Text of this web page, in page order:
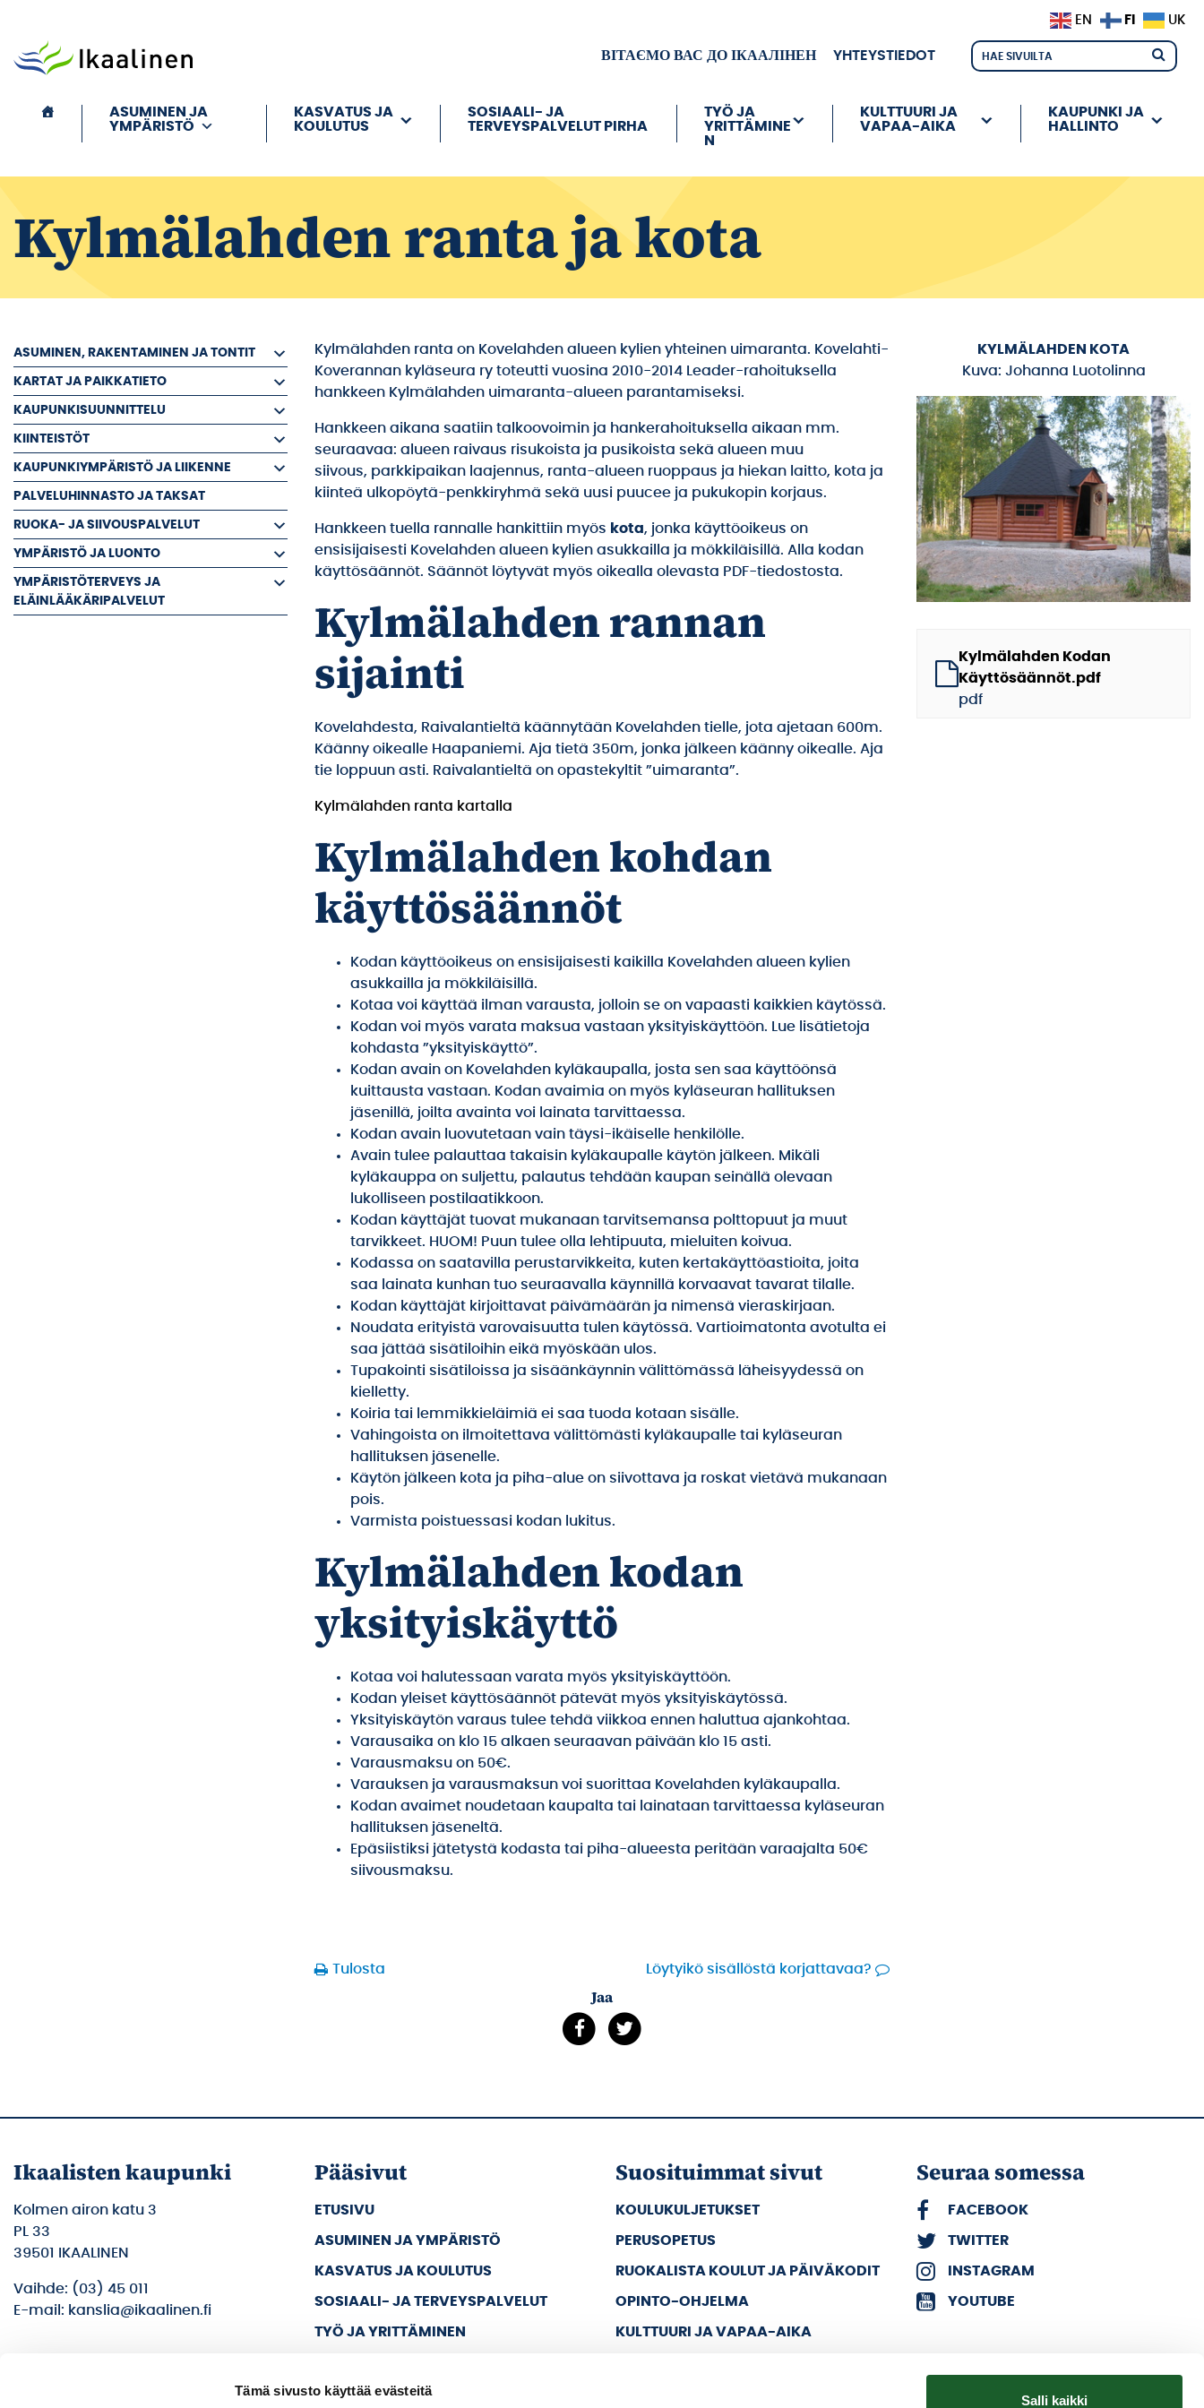
Tämä sivusto käyttää evästeitä
Salli kaikki
ВІТАЄМО ВАС ДО ІКААЛІНЕН YHTEYSTIEDOT
ASUMINEN JA
YMPÄRISTÖ
KASVATUS JA
KOULUTUS
SOSIAALI- JA
TERVEYSPALVELUT PIRHA
TYÖ JA
YRITTÄMINE
N
KULTTUURI JA
VAPAA-AIKA
KAUPUNKI JA
HALLINTO
Kylmälahden ranta ja kota
ASUMINEN, RAKENTAMINEN JA TONTIT
KARTAT JA PAIKKATIETO
KAUPUNKISUUNNITTELU
KIINTEISTÖT
KAUPUNKIYMPÄRISTÖ JA LIIKENNE
PALVELUHINNASTO JA TAKSAT
RUOKA- JA SIIVOUSPALVELUT
YMPÄRISTÖ JA LUONTO
YMPÄRISTÖTERVEYS JA
ELÄINLÄÄKÄRIPALVELUT
Kylmälahden ranta on Kovelahden alueen kylien yhteinen uimaranta. Kovelahti-
Koverannan kyläseura ry toteutti vuosina 2010-2014 Leader-rahoituksella
hankkeen Kylmälahden uimaranta-alueen parantamiseksi.
Hankkeen aikana saatiin talkoovoimin ja hankerahoituksella aikaan mm.
seuraavaa: alueen raivaus risukoista ja pusikoista sekä alueen muu
siivous, parkkipaikan laajennus, ranta-alueen ruoppaus ja hiekan laitto, kota ja
kiinteä ulkopöytä-penkkiryhmä sekä uusi puucee ja pukukopin korjaus.
Hankkeen tuella rannalle hankittiin myös kota, jonka käyttöoikeus on
ensisijaisesti Kovelahden alueen kylien asukkailla ja mökkiläisillä. Alla kodan
käyttösäännöt. Säännöt löytyvät myös oikealla olevasta PDF-tiedostosta.
Kylmälahden rannan
sijainti
Kovelahdesta, Raivalantieltä käännytään Kovelahden tielle, jota ajetaan 600m.
Käänny oikealle Haapaniemi. Aja tietä 350m, jonka jälkeen käänny oikealle. Aja
tie loppuun asti. Raivalantieltä on opastekyltit ”uimaranta”.
Kylmälahden ranta kartalla
Kylmälahden kohdan
käyttösäännöt
Kodan käyttöoikeus on ensisijaisesti kaikilla Kovelahden alueen kylien
asukkailla ja mökkiläisillä.
Kotaa voi käyttää ilman varausta, jolloin se on vapaasti kaikkien käytössä.
Kodan voi myös varata maksua vastaan yksityiskäyttöön. Lue lisätietoja
kohdasta ”yksityiskäyttö”.
Kodan avain on Kovelahden kyläkaupalla, josta sen saa käyttöönsä
kuittausta vastaan. Kodan avaimia on myös kyläseuran hallituksen
jäsenillä, joilta avainta voi lainata tarvittaessa.
Kodan avain luovutetaan vain täysi-ikäiselle henkilölle.
Avain tulee palauttaa takaisin kyläkaupalle käytön jälkeen. Mikäli
kyläkauppa on suljettu, palautus tehdään kaupan seinällä olevaan
lukolliseen postilaatikkoon.
Kodan käyttäjät tuovat mukanaan tarvitsemansa polttopuut ja muut
tarvikkeet. HUOM! Puun tulee olla lehtipuuta, mieluiten koivua.
Kodassa on saatavilla perustarvikkeita, kuten kertakäyttöastioita, joita
saa lainata kunhan tuo seuraavalla käynnillä korvaavat tavarat tilalle.
Kodan käyttäjät kirjoittavat päivämäärän ja nimensä vieraskirjaan.
Noudata erityistä varovaisuutta tulen käytössä. Vartioimatonta avotulta ei
saa jättää sisätiloihin eikä myöskään ulos.
Tupakointi sisätiloissa ja sisäänkäynnin välittömässä läheisyydessä on
kielletty.
Koiria tai lemmikkieläimiä ei saa tuoda kotaan sisälle.
Vahingoista on ilmoitettava välittömästi kyläkaupalle tai kyläseuran
hallituksen jäsenelle.
Käytön jälkeen kota ja piha-alue on siivottava ja roskat vietävä mukanaan
pois.
Varmista poistuessasi kodan lukitus.
Kylmälahden kodan
yksityiskäyttö
Kotaa voi halutessaan varata myös yksityiskäyttöön.
Kodan yleiset käyttösäännöt pätevät myös yksityiskäytössä.
Yksityiskäytön varaus tulee tehdä viikkoa ennen haluttua ajankohtaa.
Varausaika on klo 15 alkaen seuraavan päivään klo 15 asti.
Varausmaksu on 50€.
Varauksen ja varausmaksun voi suorittaa Kovelahden kyläkaupalla.
Kodan avaimet noudetaan kaupalta tai lainataan tarvittaessa kyläseuran
hallituksen jäseneltä.
Epäsiistiksi jätetystä kodasta tai piha-alueesta peritään varaajalta 50€
siivousmaksu.
KYLMÄLAHDEN KOTA
Kuva: Johanna Luotolinna
Kylmälahden Kodan
Käyttösäännöt.pdf
pdf
Tulosta Löytyikö sisällöstä korjattavaa?
Jaa
Ikaalisten kaupunki
Kolmen airon katu 3
PL 33
39501 IKAALINEN
Vaihde: (03) 45 011
E-mail: kanslia@ikaalinen.fi
Pääsivut
ETUSIVU
ASUMINEN JA YMPÄRISTÖ
KASVATUS JA KOULUTUS
SOSIAALI- JA TERVEYSPALVELUT
TYÖ JA YRITTÄMINEN
KAUPUNKI JA HALLINTO
Suosituimmat sivut
KOULUKULJETUKSET
PERUSOPETUS
RUOKALISTA KOULUT JA PÄIVÄKODIT
OPINTO-OHJELMA
KULTTUURI JA VAPAA-AIKA
Seuraa somessa
FACEBOOK
TWITTER
INSTAGRAM
YOUTUBE
EN FI UK